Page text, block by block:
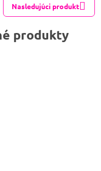
Nasledujúci produkt
produkty